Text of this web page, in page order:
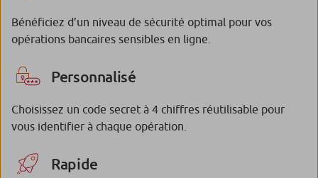
Bénéficiez d’un niveau de sécurité optimal pour vos
opérations bancaires sensibles en ligne.
Personnalisé
Choisissez un code secret à 4 chiffres réutilisable pour
vous identifier à chaque opération.
Rapide